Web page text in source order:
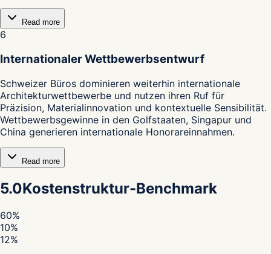
Read more
6
Internationaler Wettbewerbsentwurf
Schweizer Büros dominieren weiterhin internationale
Architekturwettbewerbe und nutzen ihren Ruf für
Präzision, Materialinnovation und kontextuelle Sensibilität.
Wettbewerbsgewinne in den Golfstaaten, Singapur und
China generieren internationale Honorareinnahmen.
Read more
5.0Kostenstruktur-Benchmark
60%
10%
12%